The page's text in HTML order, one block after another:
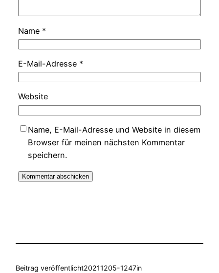
Name *
E-Mail-Adresse *
Website
Name, E-Mail-Adresse und Website in diesem
Browser für meinen nächsten Kommentar
speichern.
Beitrag veröffentlicht20211205-1247in